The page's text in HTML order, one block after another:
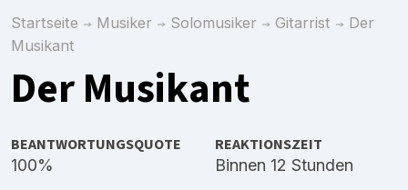
Startseite Musiker Solomusiker Gitarrist
Der
Musikant
Der Musikant
BEANTWORTUNGSQUOTE
100%
REAKTIONSZEIT
Binnen 12 Stunden